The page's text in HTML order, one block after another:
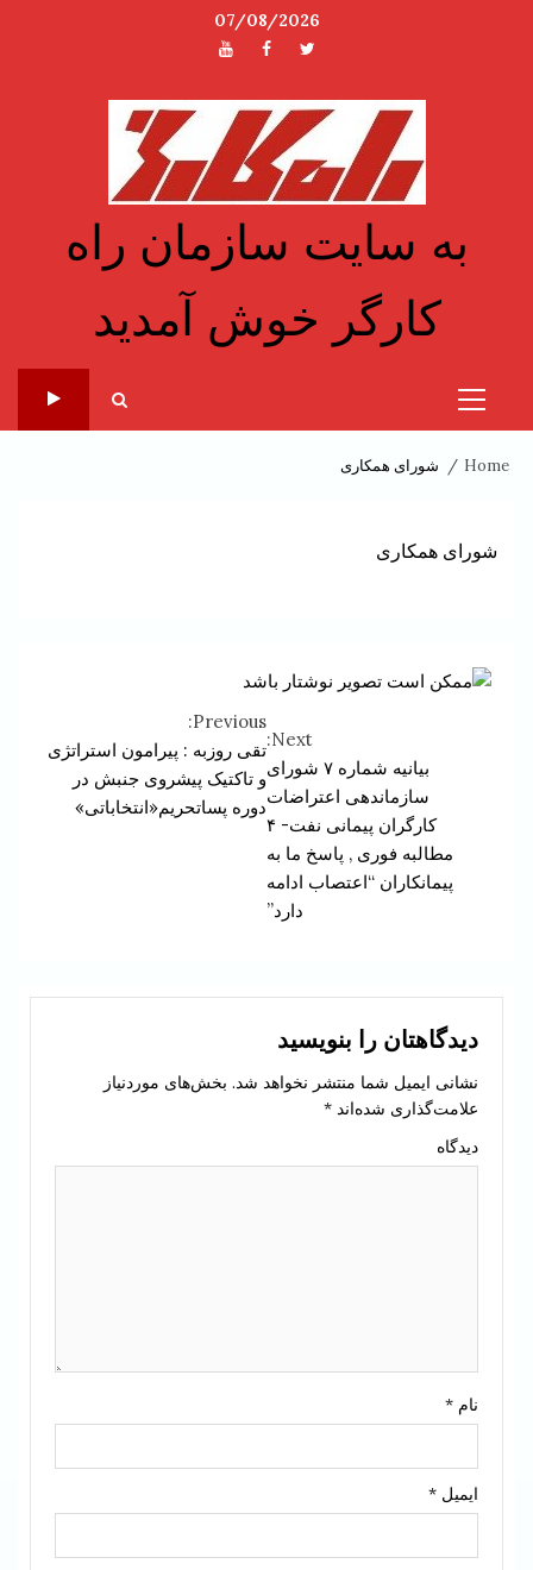
07/08/2026
توئیترفیسبوکیوتیوب
به سایت سازمان راه
کارگر خوش آمدید
Primary
Home شورای همکاری
شورای همکاری
Reading
Previous:
تقی روزبه : پیرامون استراتژی
و تاکتیک پیشروی جنبش در
دوره پساتحریم«انتخاباتی»
Next:
بیانیه شماره ۷ شورای
سازماندهی اعتراضات
کارگران پیمانی نفت- ۴
مطالبه فوری , پاسخ ما به
پیمانکاران “اعتصاب ادامه
دارد”
دیدگاهتان را بنویسید
نشانی ایمیل شما منتشر نخواهد شد. بخش‌های موردنیاز
علامت‌گذاری شده‌اند *
دیدگاه
نام *
ایمیل *